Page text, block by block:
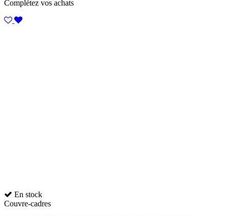
Complétez vos achats
En stock
Couvre-cadres